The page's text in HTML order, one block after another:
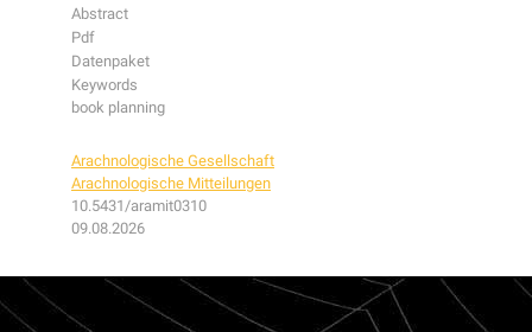
Abstract
Pdf
Datenpaket
Keywords
book planning
Arachnologische Gesellschaft
Arachnologische Mitteilungen
10.5431/aramit0310
09.08.2026